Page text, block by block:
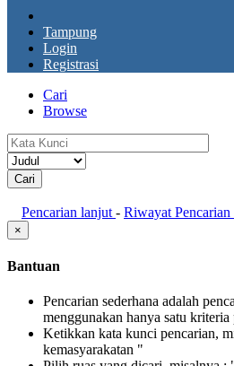
Tampung
Login
Registrasi
Cari
Browse
Pencarian lanjut - Riwayat Pencarian
×
Bantuan
Pencarian sederhana adalah
menggunakan hanya satu kriteria
Ketikkan kata kunci pencarian,
kemasyarakatan "